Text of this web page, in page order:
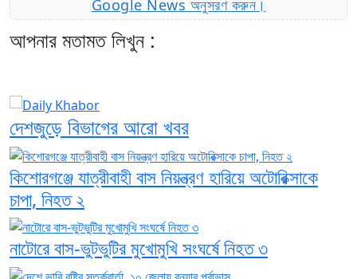
Google News অনুসরণ করুন।
আপনার মতামত লিখুন :
দেশজুড়ে বিভাগের আরো খবর
কিশোরগঞ্জে যাত্রীবাহী বাস নিয়ন্ত্রণ হারিয়ে অটোরিক্সাকে
চাপা, নিহত ২
নাটোরে বাস-ভুটভুটির মুখোমুখি সংঘর্ষে নিহত ৩